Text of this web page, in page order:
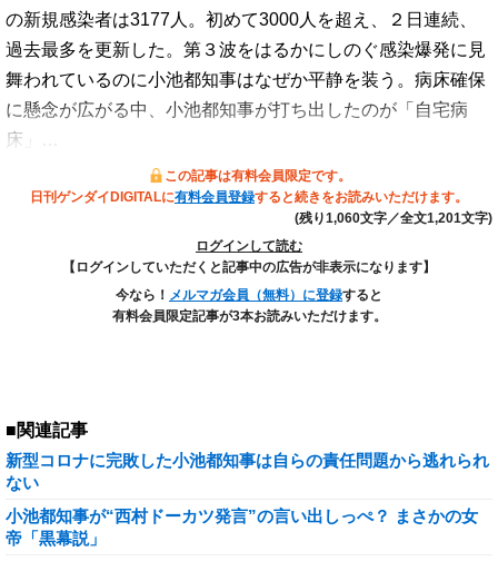
の新規感染者は3177人。初めて3000人を超え、２日連続、
過去最多を更新した。第３波をはるかにしのぐ感染爆発に見
舞われているのに小池都知事はなぜか平静を装う。病床確保
に懸念が広がる中、小池都知事が打ち出したのが「自宅病
床」…
この記事は有料会員限定です。
日刊ゲンダイDIGITALに有料会員登録すると続きをお読みいただけます。
(残り1,060文字／全文1,201文字)
ログインして読む
【ログインしていただくと記事中の広告が非表示になります】
今なら！ メルマガ会員（無料）に登録すると
有料会員限定記事が3本お読みいただけます。
■関連記事
新型コロナに完敗した小池都知事は自らの責任問題から逃れられ
ない
小池都知事が“西村ドーカツ発言”の言い出しっぺ？ まさかの女
帝「黒幕説」